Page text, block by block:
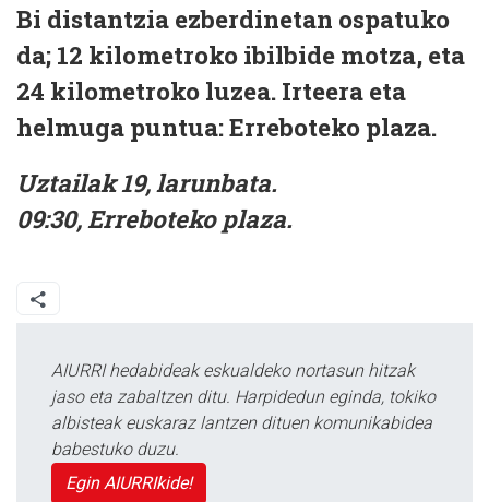
Bi distantzia ezberdinetan ospatuko
da; 12 kilometroko ibilbide motza, eta
24 kilometroko luzea. Irteera eta
helmuga puntua: Erreboteko plaza.
Uztailak 19, larunbata.
09:30, Erreboteko plaza.
AIURRI hedabideak eskualdeko nortasun hitzak
jaso eta zabaltzen ditu. Harpidedun eginda, tokiko
albisteak euskaraz lantzen dituen komunikabidea
babestuko duzu.
Egin AIURRIkide!